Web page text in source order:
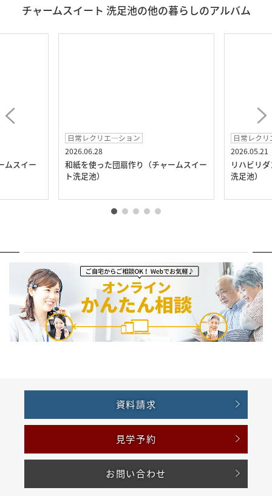
チャームスイート 洗足池の他の暮らしのアルバム
ー
日常レクリエ―ション
2026.06.28
和紙を使った団扇作り（チャームスイー
ト洗足池）
日常レクリエ―シ
2026.05.21
リハビリダンス体
洗足池）
資料請求
見学予約
お問い合わせ